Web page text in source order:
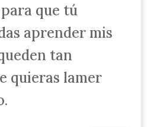
que tú
aprender mis
tan
quieras lamer